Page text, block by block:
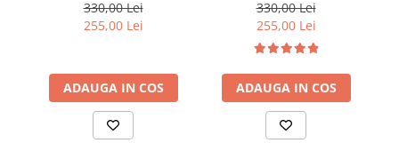
330,00 Lei
255,00 Lei
ADAUGA IN COS
330,00 Lei
255,00 Lei
ADAUGA IN COS